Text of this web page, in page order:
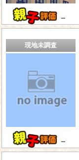
－
現地未調査
－